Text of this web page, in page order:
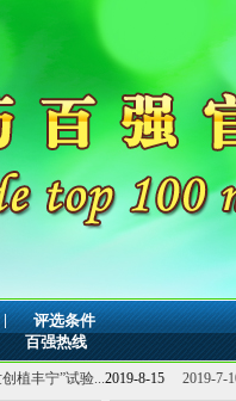
|
评选条件
百强热线
...2019-8-15 2019-7-10大豆除草剂